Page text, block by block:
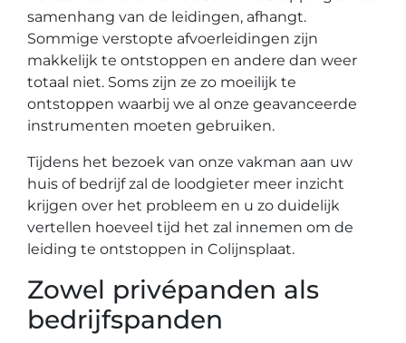
samenhang van de leidingen, afhangt.
Sommige verstopte afvoerleidingen zijn
makkelijk te ontstoppen en andere dan weer
totaal niet. Soms zijn ze zo moeilijk te
ontstoppen waarbij we al onze geavanceerde
instrumenten moeten gebruiken.
Tijdens het bezoek van onze vakman aan uw
huis of bedrijf zal de loodgieter meer inzicht
krijgen over het probleem en u zo duidelijk
vertellen hoeveel tijd het zal innemen om de
leiding te ontstoppen in Colijnsplaat.
Zowel privépanden als
bedrijfspanden